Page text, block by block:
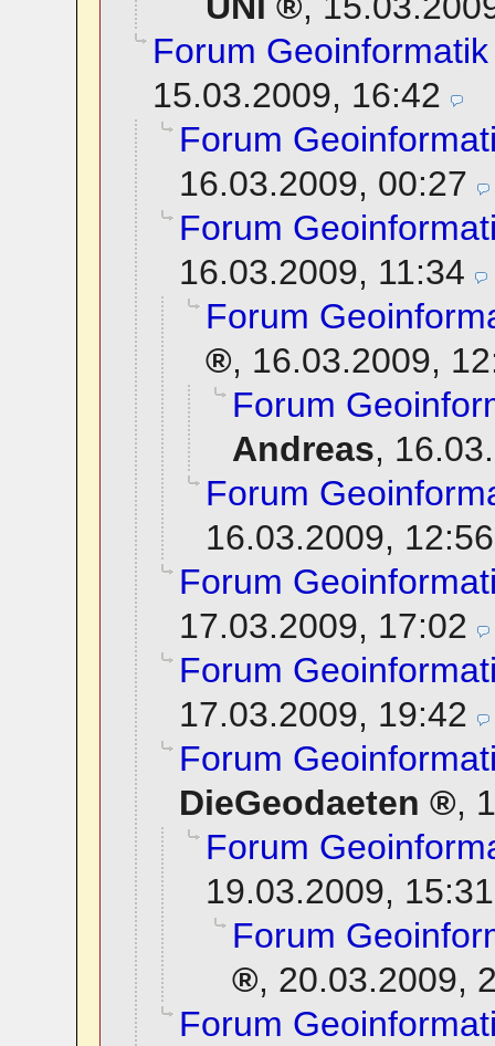
Forum
15.03.2009, 16:42
Forum
16.03.2009, 00:27
Forum
16.03.2009, 11:34
Forum
, 16.03.2009,
Forum
Andreas,
Forum
16.03.2009, 12:56
Forum
17.03.2009, 17:02
Forum
17.03.2009, 19:42
Forum
DieGeodaeten
,
Forum
19.03.2009, 15:31
Forum
, 20.03.2009,
Forum